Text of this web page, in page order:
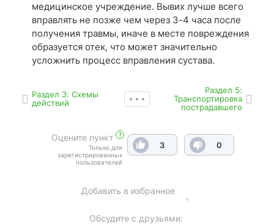
медицинское учреждение. Вывих лучше всего
вправлять не позже чем через 3-4 часа после
получения травмы, иначе в месте повреждения
образуется отек, что может значительно
усложнить процесс вправления сустава.
Раздел 3: Схемы
действий
Раздел 5:
Транспортировка
пострадавшего
Оцените пункт ?
Только для
зарегистрированных
пользователей
3 0
Добавить в избранное
Обсудите с друзьями: